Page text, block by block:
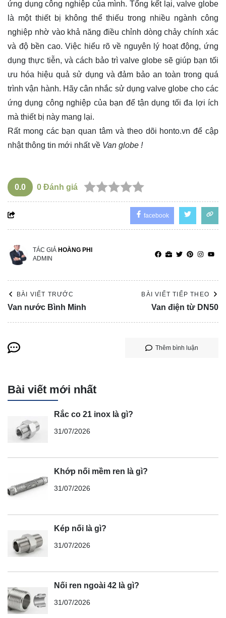
ứng dụng công nghiệp của mình. Tổng kết lại, valve globe
là một thiết bị không thể thiếu trong nhiều ngành công
nghiệp nhờ vào khả năng điều chỉnh dòng chảy chính xác
và độ bền cao. Việc hiểu rõ về nguyên lý hoạt động, ứng
dụng thực tiễn, và cách bảo trì valve globe sẽ giúp bạn tối
ưu hóa hiệu quả sử dụng và đảm bảo an toàn trong quá
trình vận hành. Hãy cân nhắc sử dụng valve globe cho các
ứng dụng công nghiệp của bạn để tận dụng tối đa lợi ích
mà thiết bị này mang lại.
Rất mong các bạn quan tâm và theo dõi honto.vn để cập
nhật thông tin mới nhất về Van globe !
0.0 0 Đánh giá
facebook
TÁC GIẢ HOÀNG PHI
ADMIN
BÀI VIẾT TRƯỚC
Van nước Bình Minh
BÀI VIẾT TIẾP THEO
Van điện từ DN50
Thêm bình luận
Bài viết mới nhất
Rắc co 21 inox là gì?
31/07/2026
Khớp nối mềm ren là gì?
31/07/2026
Kép nối là gì?
31/07/2026
Nối ren ngoài 42 là gì?
31/07/2026